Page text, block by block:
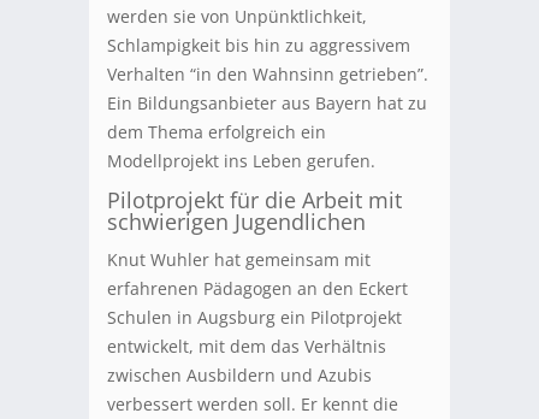
werden sie von Unpünktlichkeit,
Schlampigkeit bis hin zu aggressivem
Verhalten “in den Wahnsinn getrieben”.
Ein Bildungsanbieter aus Bayern hat zu
dem Thema erfolgreich ein
Modellprojekt ins Leben gerufen.
Pilotprojekt für die Arbeit mit
schwierigen Jugendlichen
Knut Wuhler hat gemeinsam mit
erfahrenen Pädagogen an den Eckert
Schulen in Augsburg ein Pilotprojekt
entwickelt, mit dem das Verhältnis
zwischen Ausbildern und Azubis
verbessert werden soll. Er kennt die